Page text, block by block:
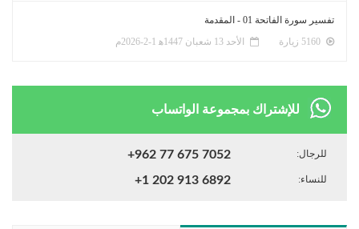
تفسير سورة الفاتحة 01 - المقدمة
الأحد 13 شعبان 1447ﻫ 1-2-2026م
للإشتراك بمجموعة الواتساب
للرجال: +962 77 675 7052
للنساء: +1 202 913 6892